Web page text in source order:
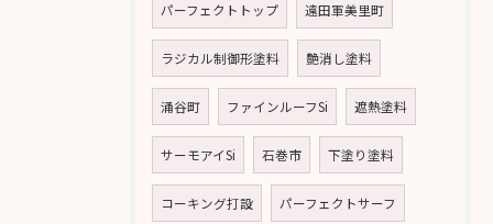
パーフェクトトップ 遠田軍美里町
ラジカル制御形塗料 艶消し塗料
涌谷町 ファインルーフSi 遮熱塗料
サーモアイSi 石巻市 下塗り塗料
コーキング打設 パーフェクトサーフ